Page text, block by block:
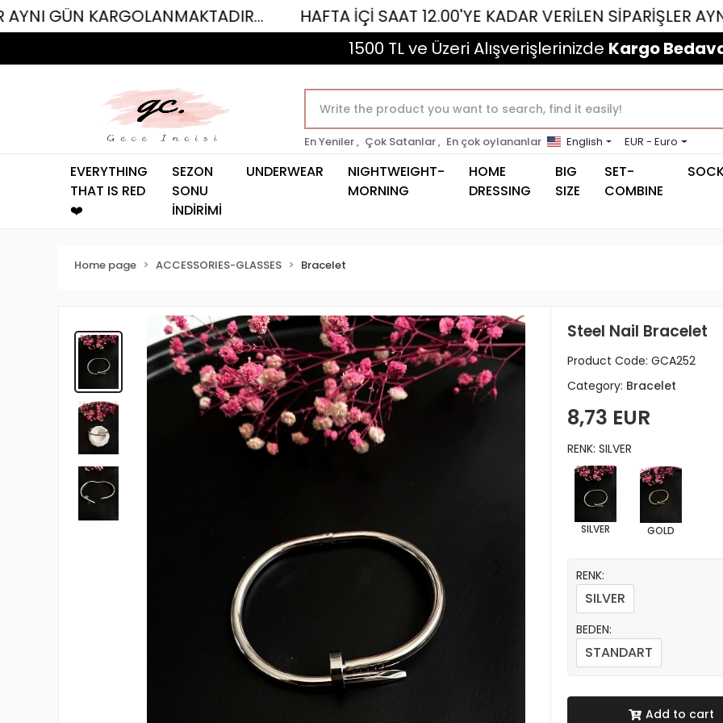
KARGOLANMAKTADIR... HAFTA İÇİ SAAT 12.00'YE KADAR VERİLEN SİPARİŞLER AYNI GÜN
1500 TL ve Üzeri Alışverişlerinizde Kargo
En Yeniler , Çok Satanlar , En çok oylananlar English EUR - Euro
EVERYTHING
THAT IS RED
❤️
SEZON
SONU
İNDİRİMİ
UNDERWEAR
NIGHTWEIGHT-
MORNING
HOME
DRESSING
BIG
SIZE
SET-
COMBINE
Home page ACCESSORIES-GLASSES Bracelet
Steel Nail Bracelet
Product Code: GCA252
Category: Bracelet
8,73 EUR
RENK: SILVER
SILVER GOLD
RENK:
SILVER
BEDEN:
STANDART
Add to cart